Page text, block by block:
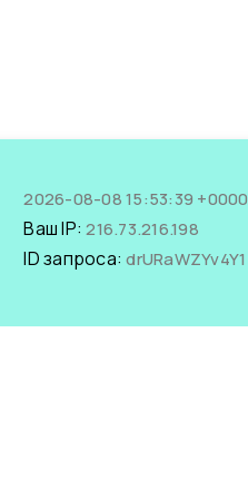
2026-08-08 15:53:39 +0000
Ваш IP:216.73.216.198
ID запроса:drURaWZYv4Y1